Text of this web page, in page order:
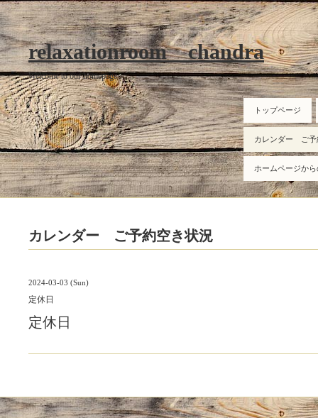
relaxationroom chandra
Welcome to our homepage
トップページ
カレンダー ご予
ホームページか
カレンダー ご予約空き状況
2024-03-03 (Sun)
定休日
定休日